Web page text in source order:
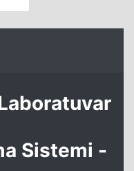
Sistemi -